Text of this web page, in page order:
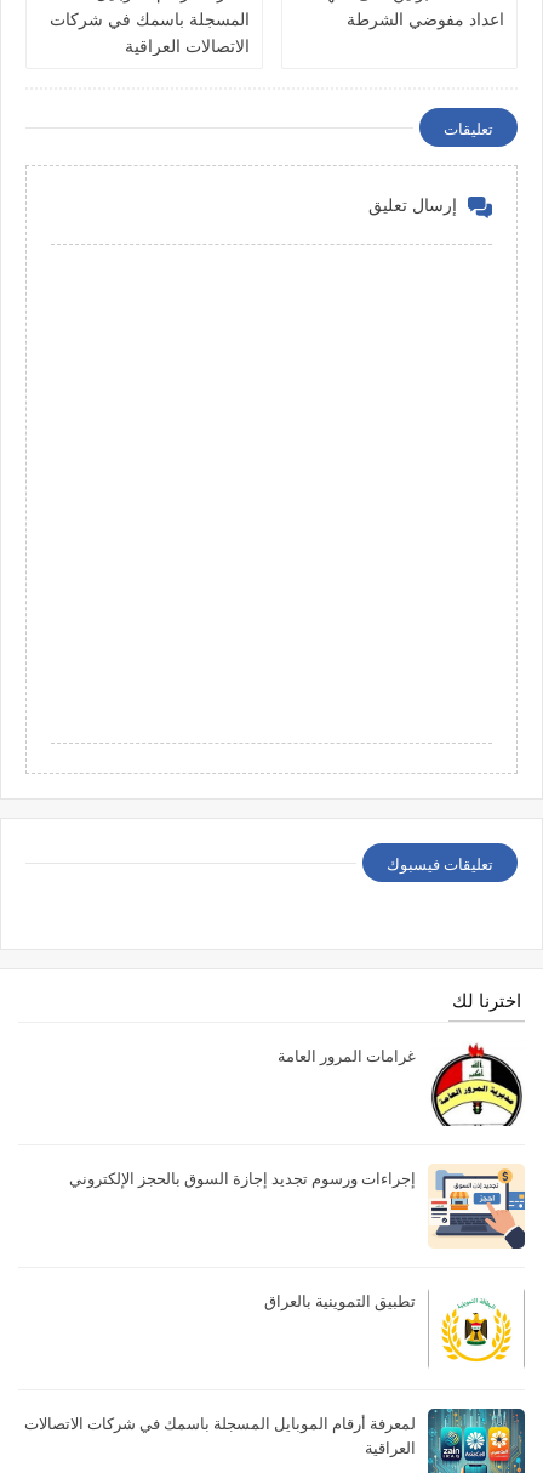
اعداد مفوضي الشرطة
المسجلة باسمك في شركات
الاتصالات العراقية
تعليقات
إرسال تعليق
تعليقات فيسبوك
اخترنا لك
غرامات المرور العامة
إجراءات ورسوم تجديد إجازة السوق بالحجز الإلكتروني
تطبيق التموينية بالعراق
لمعرفة أرقام الموبايل المسجلة باسمك في شركات الاتصالات
العراقية